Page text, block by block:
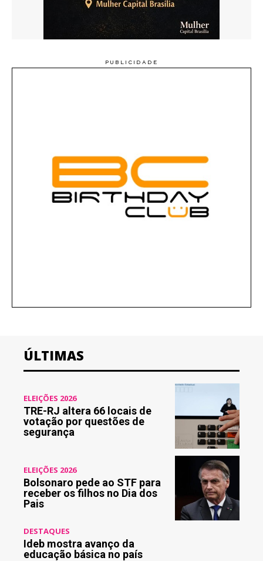
ÚLTIMAS
ELEIÇÕES 2026
TRE-RJ altera 66 locais de
votação por questões de
segurança
ELEIÇÕES 2026
Bolsonaro pede ao STF para
receber os filhos no Dia dos
Pais
DESTAQUES
Ideb mostra avanço da
educação básica no país